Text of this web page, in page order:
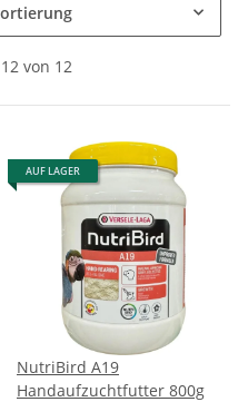
von 12
AUF LAGER
NutriBird A19
Handaufzuchtfutter 800g